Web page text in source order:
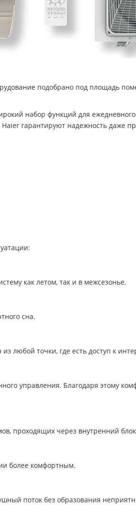
подобрано под площадь
набор функций для
гарантируют надежность даже
как летом, так и в межсезонье.
сна.
любой точки, где есть доступ к
управления. Благодаря этому
проходящих через внутренний
более комфортным.
поток без образования